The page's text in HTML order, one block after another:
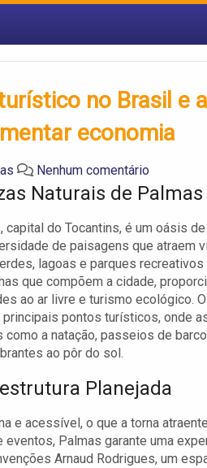
no Brasil e
economia
Nenhum comentário
Naturais de Palmas
capital do Tocantins, é um oásis
de paisagens que atraem
lagoas e parques
que compõem a cidade,
ao ar livre e turismo ecológico.
principais pontos turísticos, onde
como a natação, passeios de
ao pôr do sol.
Planejada
e acessível, o que a torna
Palmas garante uma
Arnaud Rodrigues, um